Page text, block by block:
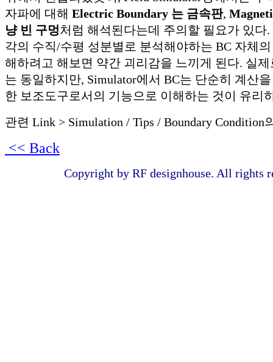
자파에 대해 Electric Boundary 는 금속판,
냥 빈 구멍처럼 해석된다는데 주의할 필요가 있다
각의 수직/수평 성분별로 분석해야하는 BC 자체
해하려고 해보면 약간 괴리감을 느끼게 된다. 실
는 동일하지만, Simulator에서 BC는 단순히 계산
한 보조도구로서의 기능으로 이해하는 것이 유리
관련 Link > Simulation / Tips / Boundary Condition
<< Back
Copyright by RF designhouse. All rights